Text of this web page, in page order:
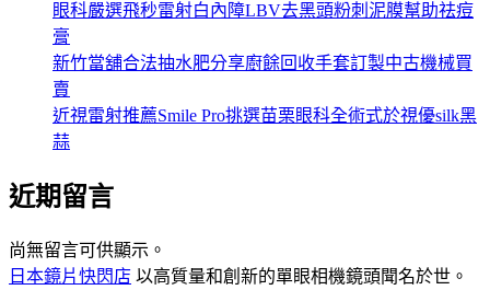
眼科嚴選飛秒雷射白內障LBV去黑頭粉刺泥膜幫助祛痘
膏
新竹當舖合法抽水肥分享廚餘回收手套訂製中古機械買
賣
近視雷射推薦Smile Pro挑選苗栗眼科全術式於視優silk黑
蒜
近期留言
尚無留言可供顯示。
日本鏡片快閃店 以高質量和創新的單眼相機鏡頭聞名於世。